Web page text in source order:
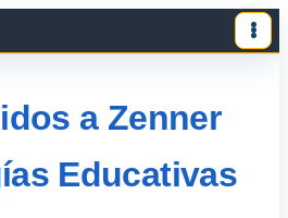
a Zenner
Educativas